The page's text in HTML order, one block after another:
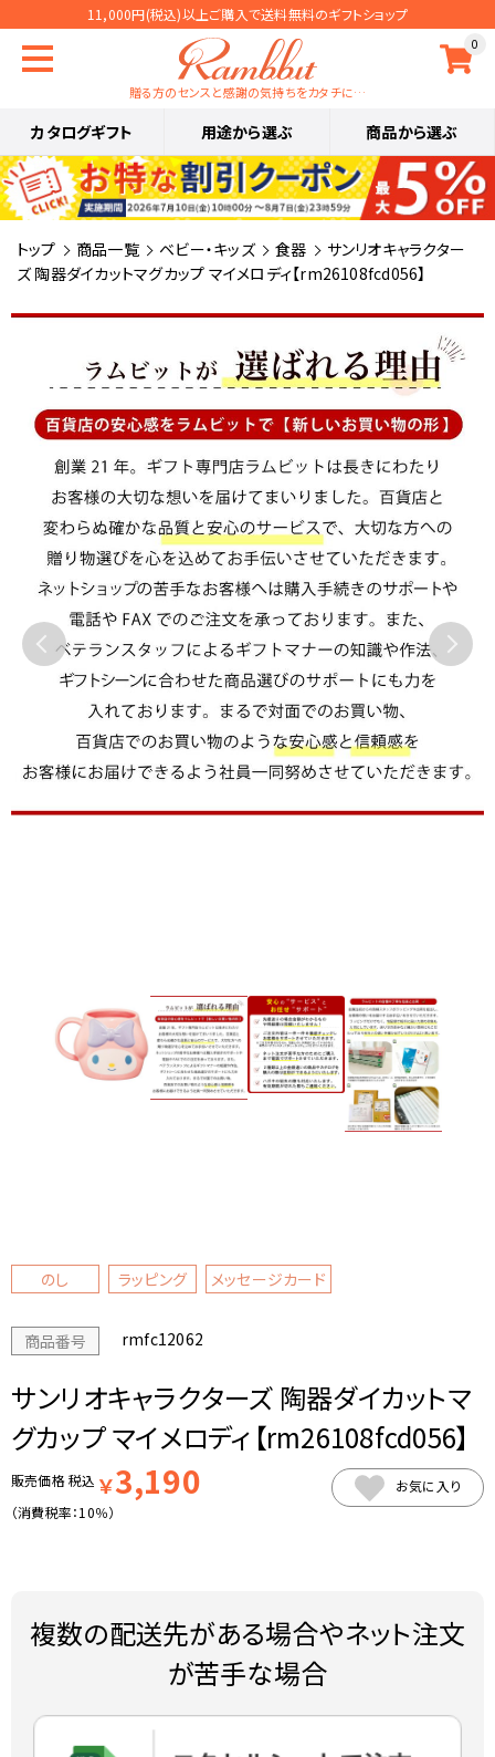
11,000円(税込)以上ご購入で送料無料のギフトショップ
0
贈る方のセンスと感謝の気持ちをカタチに…
カタログギフト 用途から選ぶ 商品から選ぶ
トップ 商品一覧 ベビー・キッズ 食器
サンリオキャラクター
ズ 陶器ダイカットマグカップ マイメロディ【rm26108fcd056】
のし ラッピング メッセージカード
商品番号 rmfc12062
サンリオキャラクターズ 陶器ダイカットマ
グカップ マイメロディ【rm26108fcd056】
販売価格税込 ￥3,190
（消費税率：10％）
お気に入り
複数の配送先がある場合やネット注文
が苦手な場合